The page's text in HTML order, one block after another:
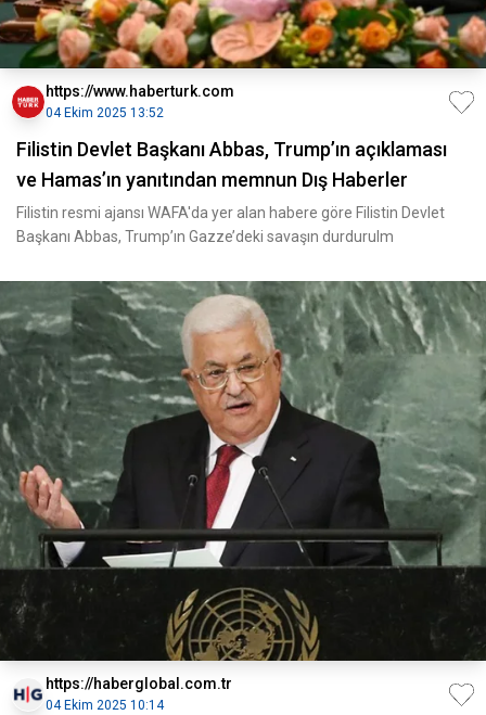
https://www.haberturk.com
04 Ekim 2025 13:52
Filistin Devlet Başkanı Abbas, Trump’ın açıklaması
ve Hamas’ın yanıtından memnun Dış Haberler
Filistin resmi ajansı WAFA'da yer alan habere göre Filistin Devlet
Başkanı Abbas, Trump’ın Gazze’deki savaşın durdurulm
https://haberglobal.com.tr
04 Ekim 2025 10:14